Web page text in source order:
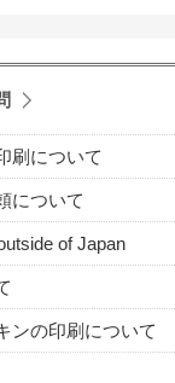
刷について
について
of Japan
ンの印刷について